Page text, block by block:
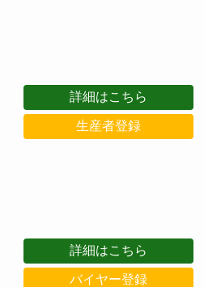
詳細はこちら
生産者登録
詳細はこちら
バイヤー登録